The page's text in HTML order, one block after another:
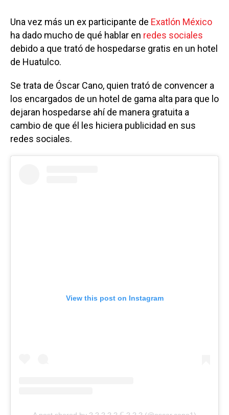
Una vez más un ex participante de Exatlón México
ha dado mucho de qué hablar en redes sociales
debido a que trató de hospedarse gratis en un hotel
de Huatulco.
Se trata de Óscar Cano, quien trató de convencer a
los encargados de un hotel de gama alta para que lo
dejaran hospedarse ahí de manera gratuita a
cambio de que él les hiciera publicidad en sus
redes sociales.
View this post on Instagram